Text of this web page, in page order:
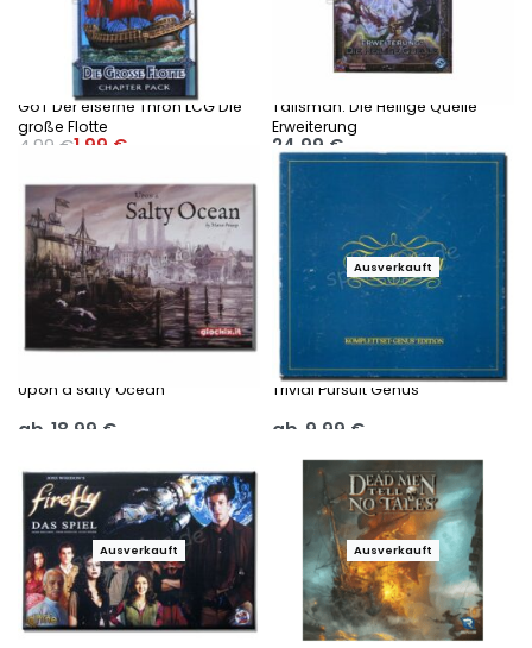
GoT Der eiserne Thron LCG Die
große Flotte
4,99 €1,99 €
Talisman: Die Heilige Quelle
Erweiterung
24,99€
Ausführung wählen
Upon a salty Ocean
ab 18,99 €
Ausverkauft
Trivial Pursuit Genus
ab 9,99 €
Ausverkauft Ausverkauft